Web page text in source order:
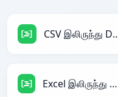
CSV
Excel இலிருந்து DAX